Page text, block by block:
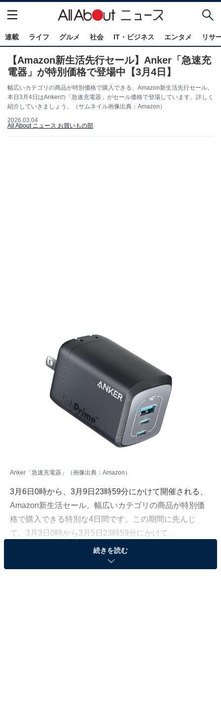
連載 ライフ グルメ 社会 IT・ビジネス エンタメ リサ
【Amazon新生活先行セール】Anker「急速充
電器」が特別価格で登場中【3月4日】
幅広いカテゴリの商品が特別価格で購入できる、Amazon新生活先行セール。
本日3月4日はAnkerの「急速充電器」がセール価格で登場しています。詳しく
紹介していきましょう。（サムネイル画像出典：Amazon）
2026.03.04
All About ニュース お買いもの部
Anker「急速充電器」（画像出典：Amazon）
3月6日0時から、3月9日23時59分にかけて開催される、
Amazon新生活セール。幅広いカテゴリの商品が特別価
格で購入できる特別な4日間です。この期間に先んじ
て、3月3日0時から3月5日23時59分にかけて、
「Amazon新生活先行セール」が開催中！ 本記事では、
人気商品の中からAll About ニュース編集部が厳選したお
続きを読む